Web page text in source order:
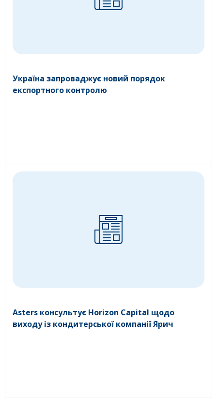
Україна запроваджує новий порядок
експортного контролю
Asters консультує Horizon Capital щодо
виходу із кондитерської компанії Ярич